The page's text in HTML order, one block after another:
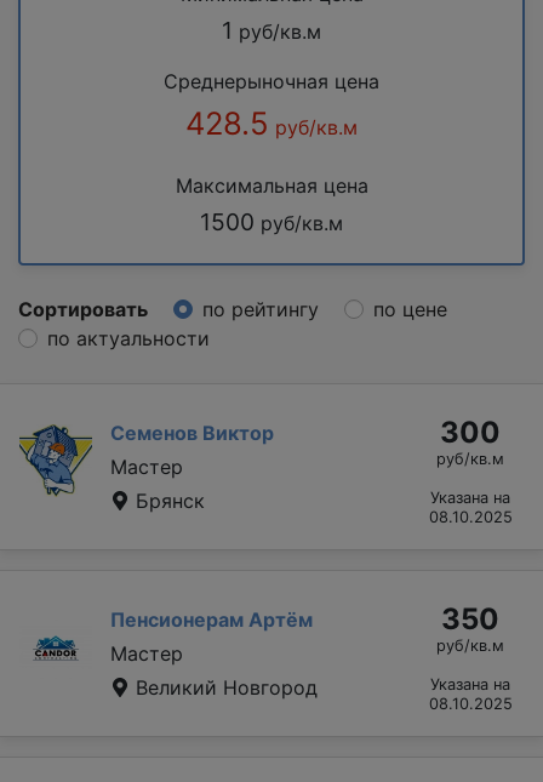
1 руб/кв.м
Среднерыночная цена
428.5 руб/кв.м
Максимальная цена
1500 руб/кв.м
Сортировать по рейтингу
по цене
по актуальности
Семенов Виктор
Мастер
Брянск
300
руб/кв.м
Указана на
08.10.2025
Пенсионерам Артём
Мастер
Великий Новгород
350
руб/кв.м
Указана на
08.10.2025